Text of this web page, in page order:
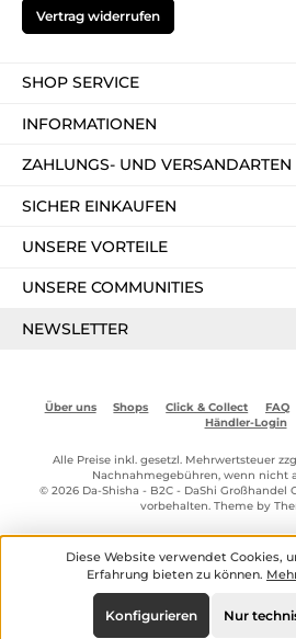
Vertrag widerrufen
SHOP SERVICE
INFORMATIONEN
ZAHLUNGS- UND VERSANDARTEN
SICHER EINKAUFEN
UNSERE VORTEILE
UNSERE COMMUNITIES
NEWSLETTER
Über uns Shops Click & Collect FAQ
Händler-Login
Alle Preise inkl. gesetzl. Mehrwertsteuer
Nachnahmegebühren, wenn nicht
© 2026 Da-Shisha - B2C - DaShi Großhandel
vorbehalten. Theme by
Diese Website verwendet Cookies,
Erfahrung bieten zu können.
Nur
Konfigurieren